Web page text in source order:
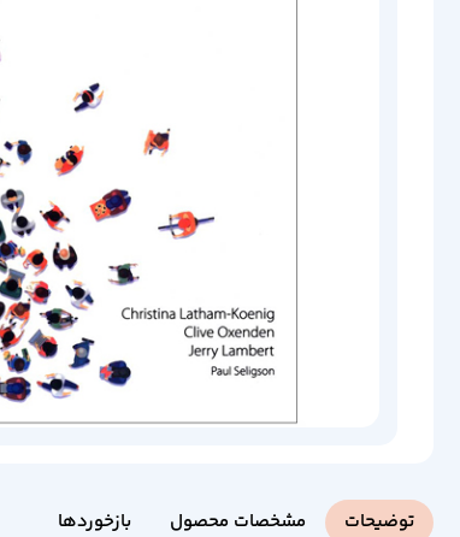
توضیحات مشخصات محصول بازخوردها